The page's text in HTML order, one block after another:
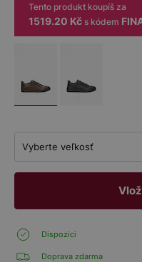
Tento produkt koupíš za
1519.20 Kč s kódem
Vyberte veľkosť
Dispozici
Doprava zdarma